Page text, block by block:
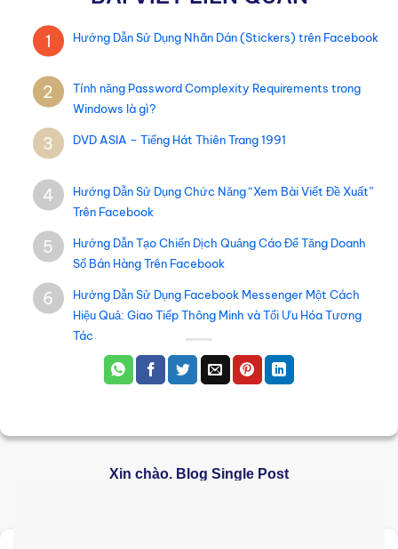
1 Hướng Dẫn Sử Dụng Nhãn Dán (Stickers) trên Facebook
2
Tính năng Password Complexity Requirements trong
Windows là gì?
3 DVD ASIA – Tiếng Hát Thiên Trang 1991
4
Hướng Dẫn Sử Dụng Chức Năng “Xem Bài Viết Đề Xuất”
Trên Facebook
5
Hướng Dẫn Tạo Chiến Dịch Quảng Cáo Để Tăng Doanh
Số Bán Hàng Trên Facebook
6
Hướng Dẫn Sử Dụng Facebook Messenger Một Cách
Hiệu Quả: Giao Tiếp Thông Minh và Tối Ưu Hóa Tương
Tác
Xin chào. Blog Single Post